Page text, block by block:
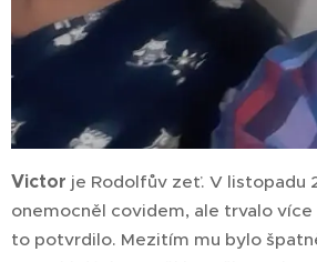
Victor je Rodolfův zeť. V listopadu
onemocněl covidem, ale trvalo
to potvrdilo. Mezitím mu bylo